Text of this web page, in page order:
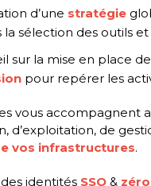
d’une stratégie
la sélection des outils et
sur la mise en place
pour repérer les
vous accompagnent
d’exploitation, de
vos infrastructures.
identités SSO &